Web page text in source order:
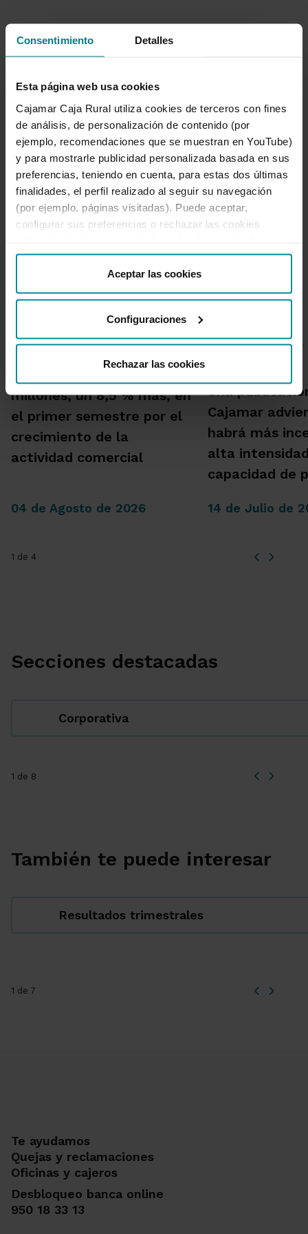
Consentimiento Detalles
Esta página web usa cookies
Cajamar Caja Rural utiliza cookies de terceros con fines
de análisis, de personalización de contenido (por
ejemplo, recomendaciones que se muestran en YouTube)
y para mostrarle publicidad personalizada basada en sus
preferencias, teniendo en cuenta, para estas dos últimas
finalidades, el perfil realizado al seguir su navegación
(por ejemplo, páginas visitadas). Puede aceptar,
configurar sus preferencias o rechazar las cookies
“Detalles”. También puede obtener más información, así
como cambiar el consentimiento en cualquier momento
desde nuestraPolítica de Cookies.
Aceptar las cookies
Configuraciones
Rechazar las cookies
Grupo Cooperativo Cajamar
950 21 03 86 |
comunicacion@grupocooperativocajamar.com
@PrensaCajamar
Ir a Sala de prensa
Noticias destacadas
millones, un 8,5 % más, en
el primer semestre por el
crecimiento de la
actividad comercial
04 de Agosto de 2026
Una
Cajamar
habrá más
alta
capacidad de
14 de Julio de
1 de 4
Secciones destacadas
Corporativa
1 de 8
También te puede interesar
Resultados trimestrales
1 de 7
Te ayudamos
Quejas y reclamaciones
Oficinas y cajeros
Desbloqueo banca online
950 18 33 13